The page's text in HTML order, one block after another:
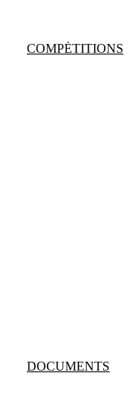
COMPĖTITIONS
DOCUMENTS